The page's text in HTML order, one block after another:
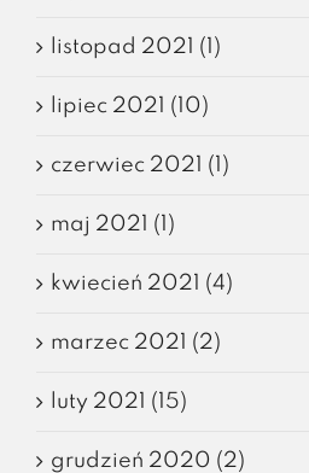
listopad 2021 (1)
lipiec 2021 (10)
czerwiec 2021 (1)
maj 2021 (1)
kwiecień 2021 (4)
marzec 2021 (2)
luty 2021 (15)
grudzień 2020 (2)